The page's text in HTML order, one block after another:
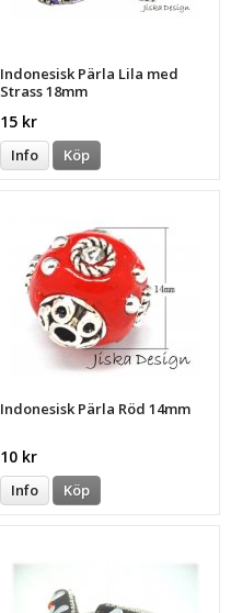
Indonesisk Pärla Lila med
Strass 18mm
15 kr
Info Köp
Indonesisk Pärla Röd 14mm
10 kr
Info Köp